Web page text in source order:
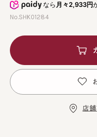
なら月々2,933円
No.SHK01284
店